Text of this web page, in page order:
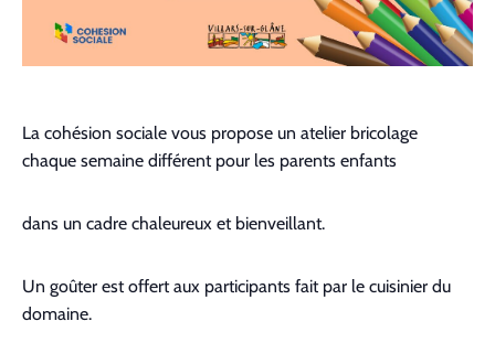
La cohésion sociale vous propose un atelier bricolage
chaque semaine différent pour les parents enfants
dans un cadre chaleureux et bienveillant.
Un goûter est offert aux participants fait par le cuisinier du
domaine.